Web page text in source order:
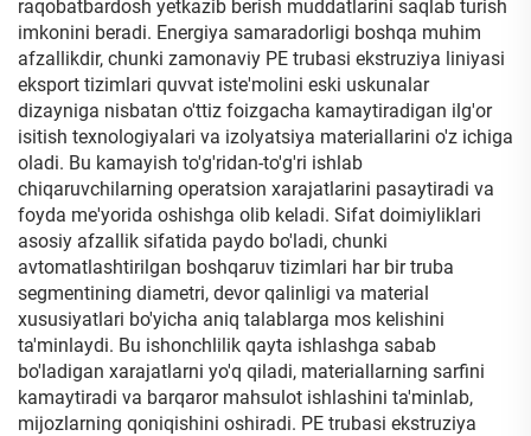
raqobatbardosh yetkazib berish muddatlarini saqlab turish
imkonini beradi. Energiya samaradorligi boshqa muhim
afzallikdir, chunki zamonaviy PE trubasi ekstruziya liniyasi
eksport tizimlari quvvat iste'molini eski uskunalar
dizayniga nisbatan o'ttiz foizgacha kamaytiradigan ilg'or
isitish texnologiyalari va izolyatsiya materiallarini o'z ichiga
oladi. Bu kamayish to'g'ridan-to'g'ri ishlab
chiqaruvchilarning operatsion xarajatlarini pasaytiradi va
foyda me'yorida oshishga olib keladi. Sifat doimiyliklari
asosiy afzallik sifatida paydo bo'ladi, chunki
avtomatlashtirilgan boshqaruv tizimlari har bir truba
segmentining diametri, devor qalinligi va material
xususiyatlari bo'yicha aniq talablarga mos kelishini
ta'minlaydi. Bu ishonchlilik qayta ishlashga sabab
bo'ladigan xarajatlarni yo'q qiladi, materiallarning sarfini
kamaytiradi va barqaror mahsulot ishlashini ta'minlab,
mijozlarning qoniqishini oshiradi. PE trubasi ekstruziya